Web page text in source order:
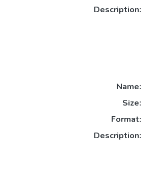
Description:
Name:
Size:
Format:
Description: